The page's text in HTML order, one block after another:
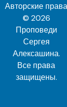
Авторские права
© 2026
Проповеди
Сергея
Алексашина.
Все права
защищены.